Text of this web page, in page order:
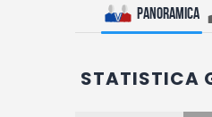
Panoramica
STATISTICA